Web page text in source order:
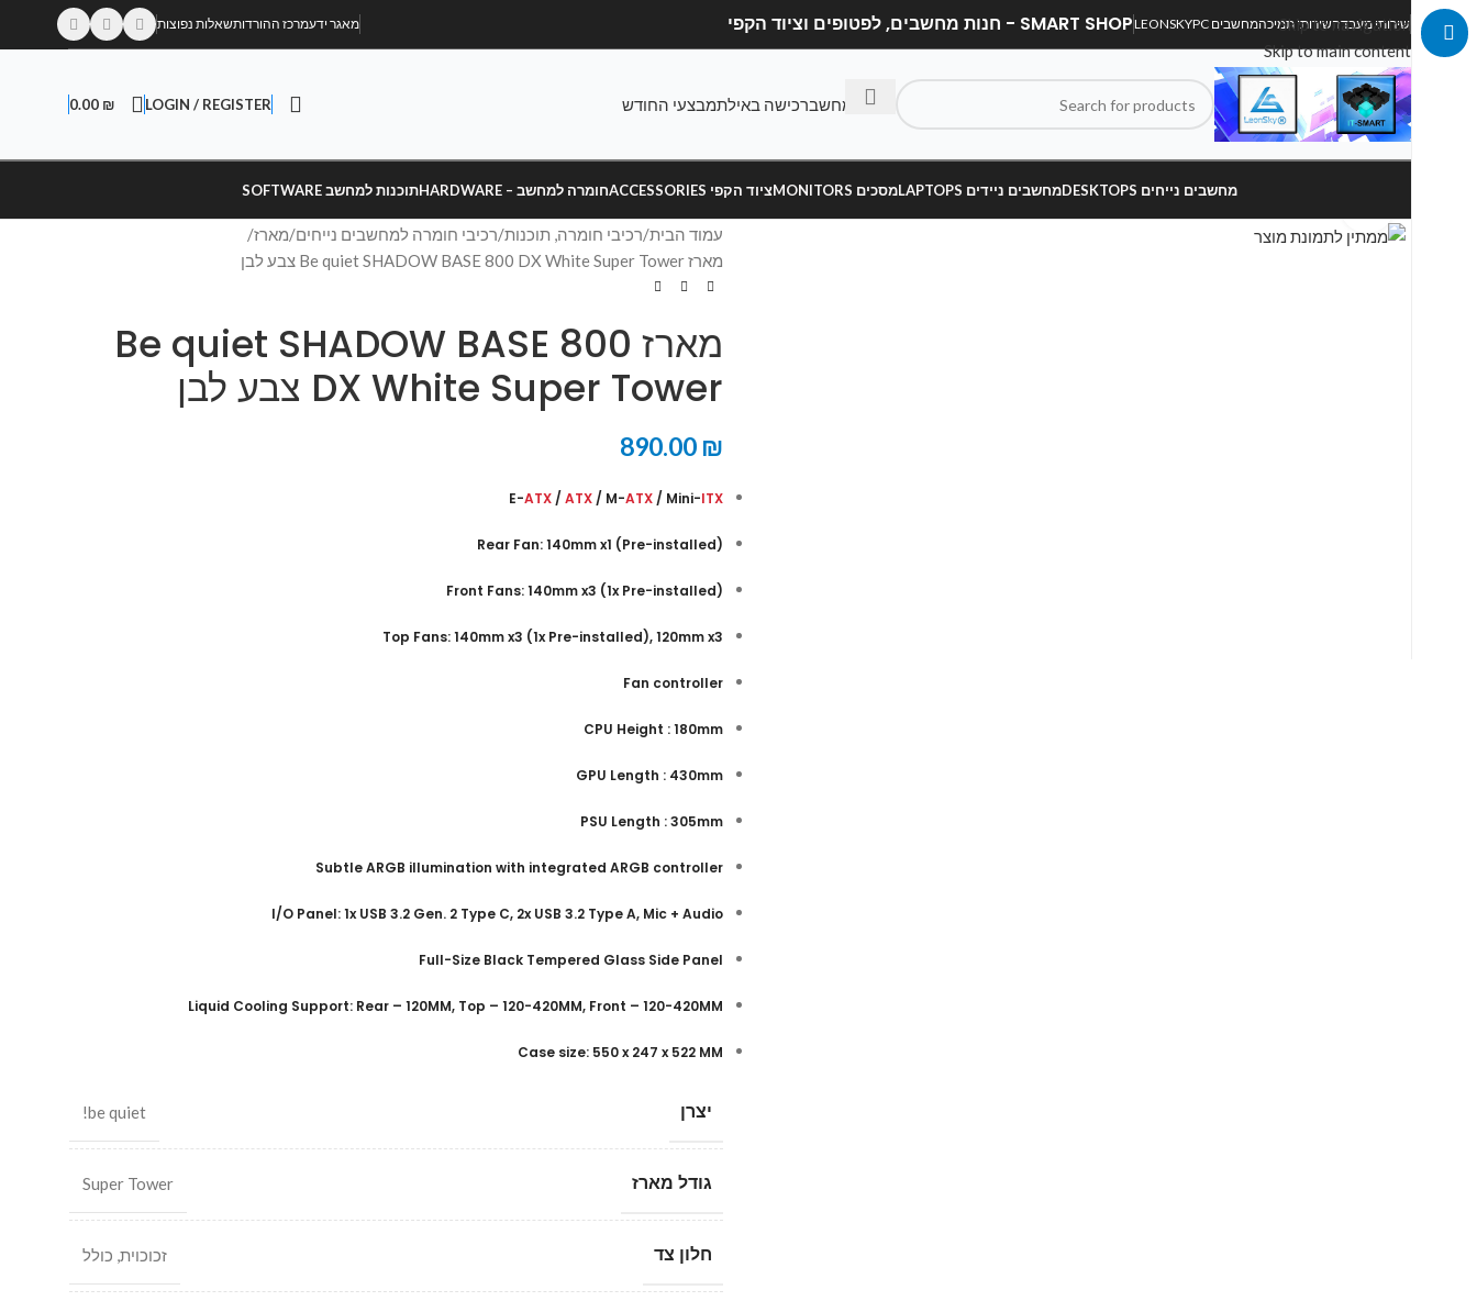
Skip to navigation
Skip to main content
שירותי מעבדהשירותי תמיכהמחשבים LEONSKYPC SMART SHOP - חנות מחשבים, לפטופים וציוד הקפי מאגר ידעמרכז ההורדותשאלות נפוצות
בנה מחשברכישה באילתמבצעי החודש LOGIN / REGISTER
0.00 ₪
מחשבים נייחים DESKTOPS מחשבים ניידים LAPTOPS מסכים MONITORS ציוד הקפי ACCESSORIES חומרה למחשב – HARDWARE
תוכנות למחשב SOFTWARE
עמוד הבית רכיבי חומרה, תוכנות רכיבי חומרה למחשבים נייחים מארז
מארז Be quiet SHADOW BASE 800 DX White Super Tower צבע לבן
מארז Be quiet SHADOW BASE 800
DX White Super Tower צבע לבן
890.00 ₪
E-ATX /ATX / M-ATX / Mini-ITX
(Rear Fan: 140mm x1 (Pre-installed
(Front Fans: 140mm x3 (1x Pre-installed
Top Fans: 140mm x3 (1x Pre-installed), 120mm x3
Fan controller
CPU Height : 180mm
GPU Length : 430mm
PSU Length : 305mm
Subtle ARGB illumination with integrated ARGB controller
I/O Panel: 1x USB 3.2 Gen. 2 Type C, 2x USB 3.2 Type A, Mic + Audio
Full-Size Black Tempered Glass Side Panel
Liquid Cooling Support: Rear – 120MM, Top – 120-420MM, Front – 120-420MM
Case size: 550 x 247 x 522 MM
יצרן be quiet!
גודל מארז Super Tower
חלון צד זכוכוית, כולל